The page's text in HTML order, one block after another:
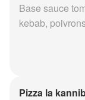
Base sauce
kebab,
Pizza la